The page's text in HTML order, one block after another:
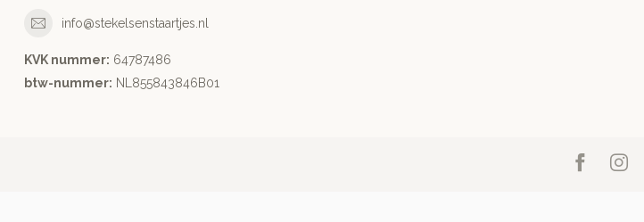
info@stekelsenstaartjes.nl
KVK nummer: 64787486
btw-nummer: NL855843846B01